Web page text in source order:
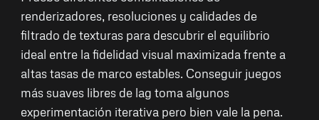
renderizadores, resoluciones y calidades de
filtrado de texturas para descubrir el equilibrio
ideal entre la fidelidad visual maximizada frente a
altas tasas de marco estables. Conseguir juegos
más suaves libres de lag toma algunos
experimentación iterativa pero bien vale la pena.